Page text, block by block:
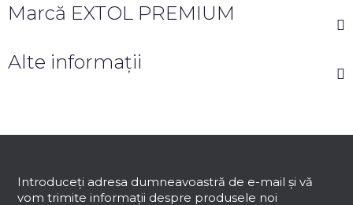
Marcă EXTOL PREMIUM
Alte informații
Introduceţi adresa dumneavoastră de e-mail şi vă
vom trimite informaţii despre produsele noi